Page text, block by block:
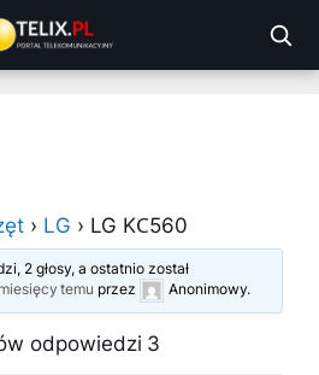
› LG › LG KС560
2 głosy, a ostatnio został
temu przez Anonimowy.
odpowiedzi 3